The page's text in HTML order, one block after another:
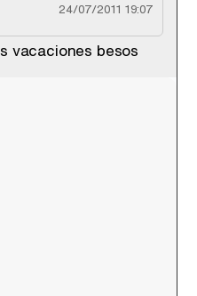
24/07/2011 19:07
vacaciones besos